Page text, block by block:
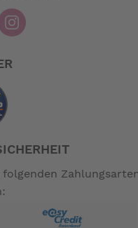
folgenden